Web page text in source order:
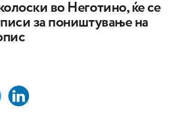
во Неготино, ќе се
за поништување на